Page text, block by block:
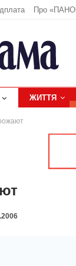
Про
ЖИТТЯ